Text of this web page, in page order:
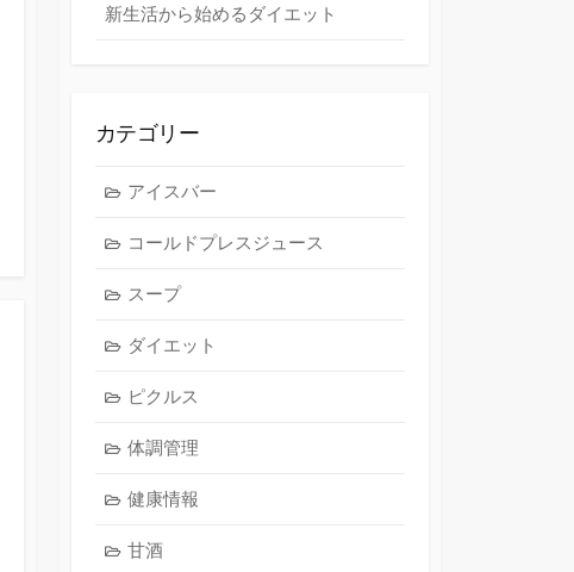
新生活から始めるダイエット
カテゴリー
アイスバー
コールドプレスジュース
スープ
ダイエット
ピクルス
体調管理
健康情報
甘酒